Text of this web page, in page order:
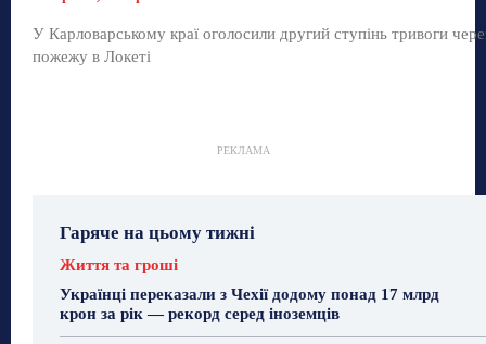
У Карловарському краї оголосили другий ступінь тривоги
пожежу в Локеті
РЕКЛАМА
Гаряче на цьому тижні
Життя та гроші
Українці переказали з Чехії додому понад 17 млрд
крон за рік — рекорд серед іноземців